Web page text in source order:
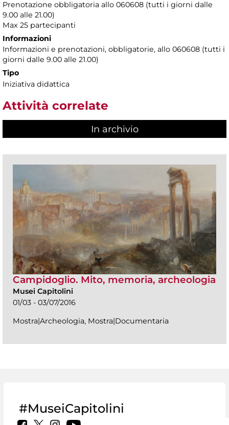
Prenotazione obbligatoria allo 060608 (tutti i giorni dalle
9.00 alle 21.00)
Max 25 partecipanti
Informazioni
Informazioni e prenotazioni, obbligatorie, allo 060608 (tutti i
giorni dalle 9.00 alle 21.00)
Tipo
Iniziativa didattica
Attività correlate
In archivio
Campidoglio. Mito, memoria, archeologia
Musei Capitolini
01/03 - 03/07/2016
Mostra|Archeologia, Mostra|Documentaria
#MuseiCapitolini